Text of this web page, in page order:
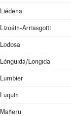
Liédena
Lizoáin-Arriasgoiti
Lodosa
Lónguida/Longida
Lumbier
Luquin
Mañeru